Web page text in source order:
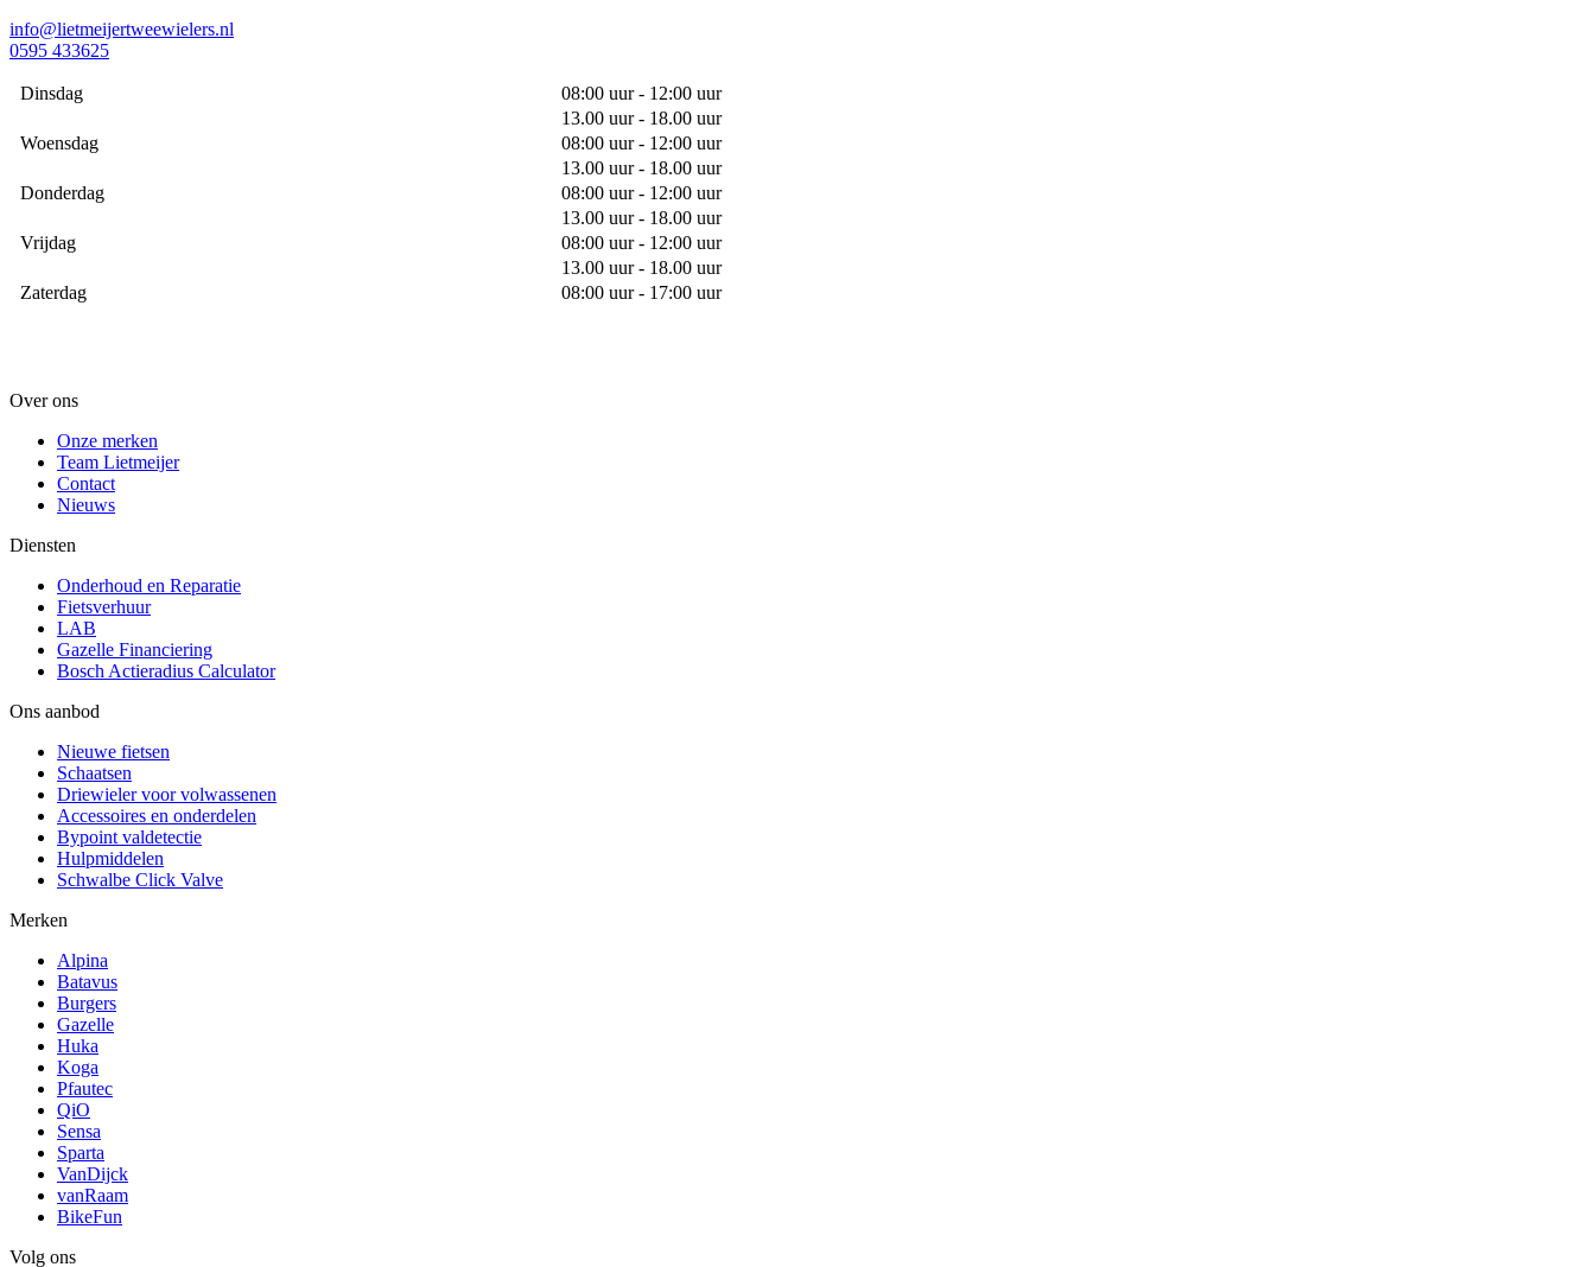
info@lietmeijertweewielers.nl
0595 433625
Dinsdag
08:00 uur - 12:00 uur
13.00 uur - 18.00 uur
Woensdag
08:00 uur - 12:00 uur
13.00 uur - 18.00 uur
Donderdag
08:00 uur - 12:00 uur
13.00 uur - 18.00 uur
Vrijdag
08:00 uur - 12:00 uur
13.00 uur - 18.00 uur
Zaterdag
08:00 uur - 17:00 uur
Over ons
Onze merken
Team Lietmeijer
Contact
Nieuws
Diensten
Onderhoud en Reparatie
Fietsverhuur
LAB
Gazelle Financiering
Bosch Actieradius Calculator
Ons aanbod
Nieuwe fietsen
Schaatsen
Driewieler voor volwassenen
Accessoires en onderdelen
Bypoint valdetectie
Hulpmiddelen
Schwalbe Click Valve
Merken
Alpina
Batavus
Burgers
Gazelle
Huka
Koga
Pfautec
QiO
Sensa
Sparta
VanDijck
vanRaam
BikeFun
Volg ons